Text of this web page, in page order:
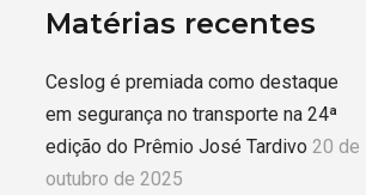
Matérias recentes
Ceslog é premiada como destaque
em segurança no transporte na 24ª
edição do Prêmio José Tardivo 20 de
outubro de 2025